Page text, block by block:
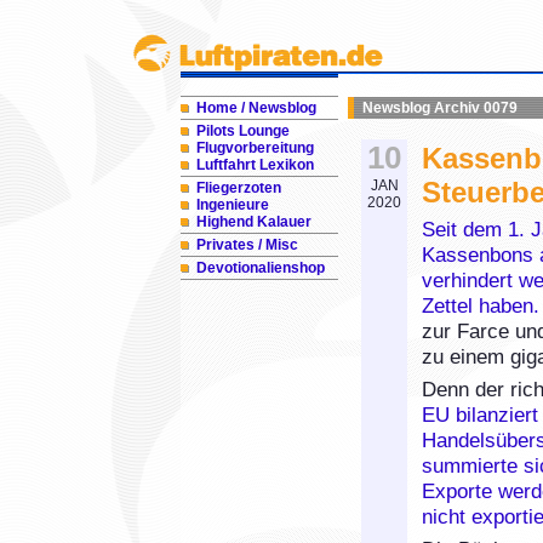
Home / Newsblog
Pilots Lounge
Flugvorbereitung
Luftfahrt Lexikon
Fliegerzoten
Ingenieure
Highend Kalauer
Privates / Misc
Devotionalienshop
Newsblog Archiv 0079
10
JAN
2020
Seit dem 1.
Kassenbons
verhindert
Zettel haben.
zur Farce
zu einem
Denn der
EU
summierte
Exporte
nicht